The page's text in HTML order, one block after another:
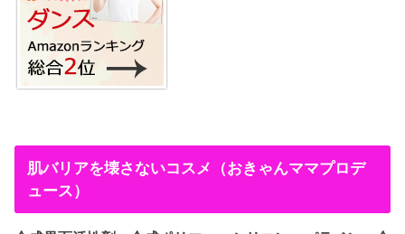
肌バリアを壊さないコスメ（おきゃんママプロデ
ュース）